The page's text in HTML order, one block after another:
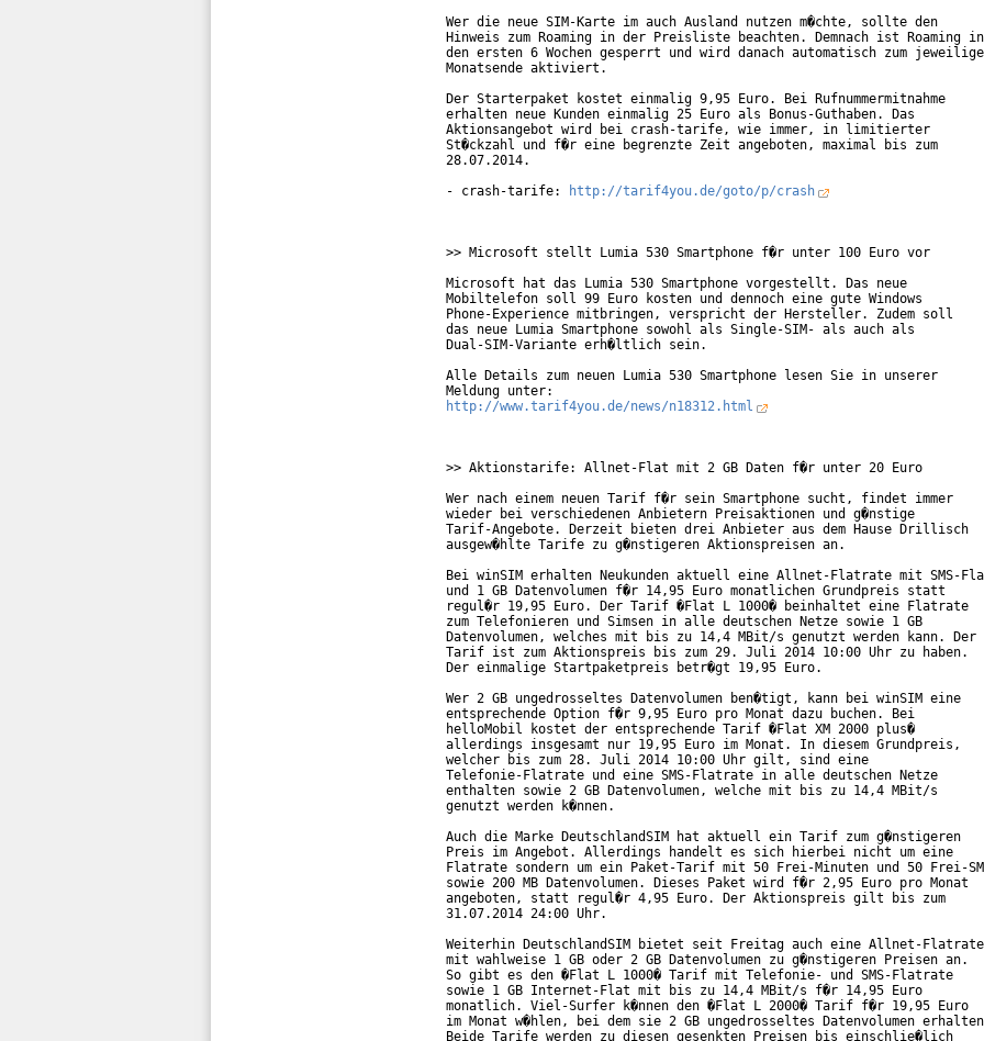
Wer die neue SIM-Karte im auch Ausland nutzen m�chte, sollte den
Hinweis zum Roaming in der Preisliste beachten. Demnach ist Roaming in
den ersten 6 Wochen gesperrt und wird danach automatisch zum
Monatsende aktiviert.
Der Starterpaket kostet einmalig 9,95 Euro. Bei Rufnummermitnahme
erhalten neue Kunden einmalig 25 Euro als Bonus-Guthaben. Das
Aktionsangebot wird bei crash-tarife, wie immer, in limitierter
St�ckzahl und f�r eine begrenzte Zeit angeboten, maximal bis zum
28.07.2014.
- crash-tarife:
http://tarif4you.de/goto/p/crash
>> Microsoft stellt Lumia 530 Smartphone f�r unter 100 Euro vor
Microsoft hat das Lumia 530 Smartphone vorgestellt. Das neue
Mobiltelefon soll 99 Euro kosten und dennoch eine gute Windows
Phone-Experience mitbringen, verspricht der Hersteller. Zudem soll
das neue Lumia Smartphone sowohl als Single-SIM- als auch als
Dual-SIM-Variante erh�ltlich sein.
Alle Details zum neuen Lumia 530 Smartphone lesen Sie in unserer
http://www.tarif4you.de/news/n18312.html
>> Aktionstarife: Allnet-Flat mit 2 GB Daten f�r unter 20 Euro
Wer nach einem neuen Tarif f�r sein Smartphone sucht, findet immer
wieder bei verschiedenen Anbietern Preisaktionen und g�nstige
Tarif-Angebote. Derzeit bieten drei Anbieter aus dem Hause Drillisch
ausgew�hlte Tarife zu g�nstigeren Aktionspreisen an.
Bei winSIM erhalten Neukunden aktuell eine Allnet-Flatrate mit SMS-
und 1 GB Datenvolumen f�r 14,95 Euro monatlichen Grundpreis statt
regul�r 19,95 Euro. Der Tarif �Flat L 1000� beinhaltet eine Flatrate
zum Telefonieren und Simsen in alle deutschen Netze sowie 1 GB
Datenvolumen, welches mit bis zu 14,4 MBit/s genutzt werden kann. Der
Tarif ist zum Aktionspreis bis zum 29. Juli 2014 10:00 Uhr zu haben.
Der einmalige Startpaketpreis betr�gt 19,95 Euro.
Wer 2 GB ungedrosseltes Datenvolumen ben�tigt, kann bei winSIM eine
entsprechende Option f�r 9,95 Euro pro Monat dazu buchen. Bei
helloMobil kostet der entsprechende Tarif �Flat XM 2000 plus�
allerdings insgesamt nur 19,95 Euro im Monat. In diesem Grundpreis,
welcher bis zum 28. Juli 2014 10:00 Uhr gilt, sind eine
Telefonie-Flatrate und eine SMS-Flatrate in alle deutschen Netze
enthalten sowie 2 GB Datenvolumen, welche mit bis zu 14,4 MBit/s
genutzt werden k�nnen.
Auch die Marke DeutschlandSIM hat aktuell ein Tarif zum g�nstigeren
Preis im Angebot. Allerdings handelt es sich hierbei nicht um eine
Flatrate sondern um ein Paket-Tarif mit 50 Frei-Minuten und 50 Frei-
sowie 200 MB Datenvolumen. Dieses Paket wird f�r 2,95 Euro pro Monat
angeboten, statt regul�r 4,95 Euro. Der Aktionspreis gilt bis zum
31.07.2014 24:00 Uhr.
Weiterhin DeutschlandSIM bietet seit Freitag auch eine Allnet-Flatrate
mit wahlweise 1 GB oder 2 GB Datenvolumen zu g�nstigeren Preisen an.
So gibt es den �Flat L 1000� Tarif mit Telefonie- und SMS-Flatrate
sowie 1 GB Internet-Flat mit bis zu 14,4 MBit/s f�r 14,95 Euro
monatlich. Viel-Surfer k�nnen den �Flat L 2000� Tarif f�r 19,95 Euro
im Monat w�hlen, bei dem sie 2 GB ungedrosseltes Datenvolumen
Beide Tarife werden zu diesen gesenkten Preisen bis einschlie�lich